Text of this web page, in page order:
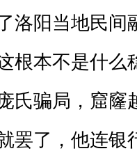
洛阳当地民间
根本不是什么
氏骗局，窟窿
罢了，他连银